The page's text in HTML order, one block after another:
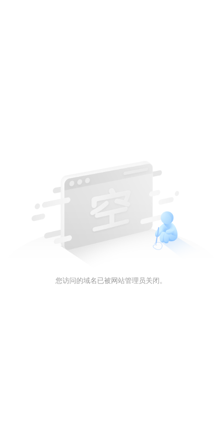
您访问的域名已被网站管理员关闭。